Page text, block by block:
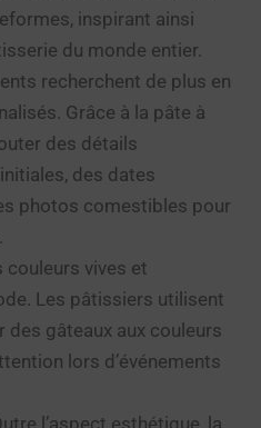
inspirant ainsi
du monde entier.
recherchent de plus en
Grâce à la pâte à
des détails
des dates
photos comestibles pour
couleurs vives et
Les pâtissiers utilisent
des gâteaux aux couleurs
lors d’événements
l’aspect esthétique, la